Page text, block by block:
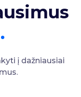
į dažniausiai